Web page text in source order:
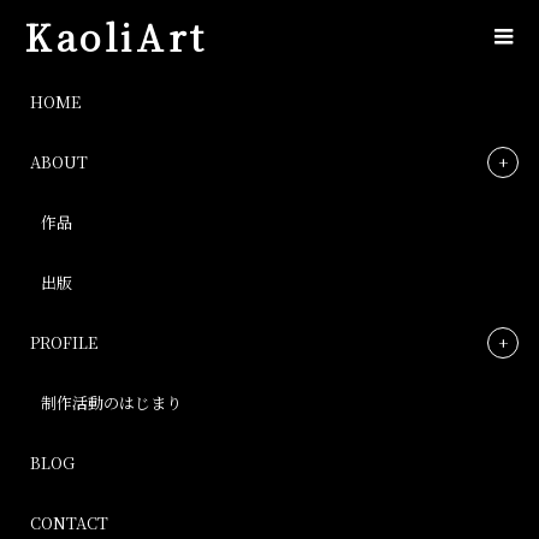
KaoliArt
HOME
ABOUT
作品
出版
PROFILE
制作活動のはじまり
BLOG
CONTACT
blog
Post